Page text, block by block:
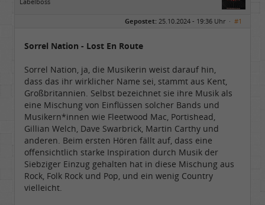
Hausgeburt (Ausgeburt?)
Gepostet: 25.10.2024 - 19:36 Uhr · #1
Sorrel Nation - Lost En Route
Sorrel Nation, ja, die Musikerin weist darauf hin,
dass das ihr wirklicher Name sei, stammt aus Kent,
Großbritannien. Selbst bezeichnet sie ihre Musik als
eine Mischung von Einflüssen solcher Bands und
Musikern*innen wie Fleetwood Mac, Portishead,
Gillian Welch, Dave Swarbrick, Martin Carthy und
anderen. Beim ersten Hören fällt auf, dass eine
offensichtlich starke Inspiration durch Musik der
Siebziger Einzug gehalten hat in diese Mischung aus
Rock, Folk Rock und Pop, und ein wenig Country
vielleicht.